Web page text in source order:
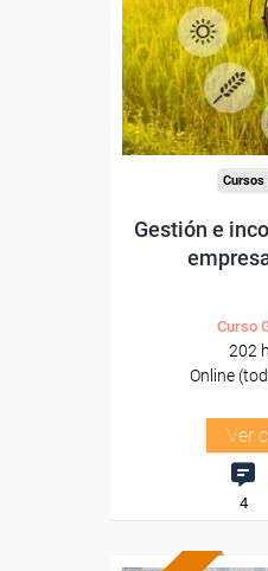
Para
trabajadores y
-Agricultura y
Cursos
Gestión e
Curso
202
Online
Ver
4